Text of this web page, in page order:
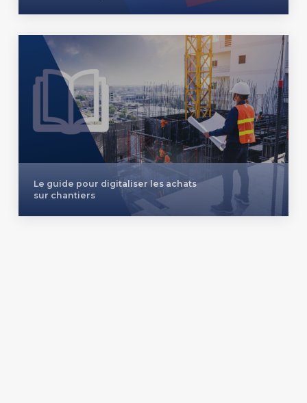
Le guide pour digitaliser les achats
sur chantiers